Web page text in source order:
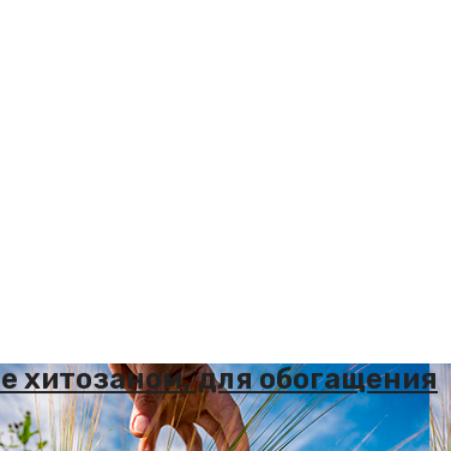
хитозаном, для обогащения